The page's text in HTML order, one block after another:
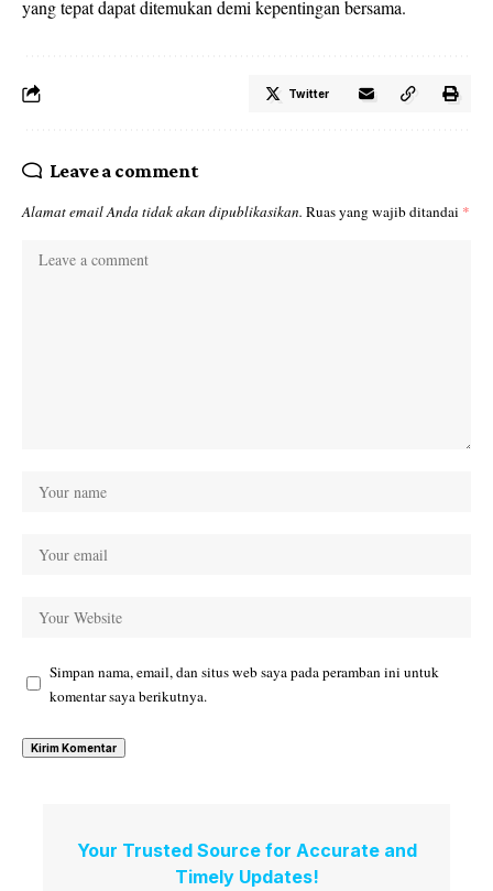
yang tepat dapat ditemukan demi kepentingan bersama.
Twitter
Leave a comment
Alamat email Anda tidak akan dipublikasikan. Ruas yang wajib ditandai *
Simpan nama, email, dan situs web saya pada peramban ini untuk
komentar saya berikutnya.
Your Trusted Source for Accurate and
Timely Updates!